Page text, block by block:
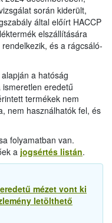
során kiderült,
által előírt HACCP
elszállítására
és a rágcsáló-
a hatóság
eredetű
termékek nem
nem használhatók fel, és
folyamatban van.
a jogsértés listán.
mézet vont ki
letölthető